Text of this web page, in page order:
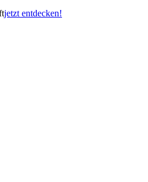
jetzt entdecken!